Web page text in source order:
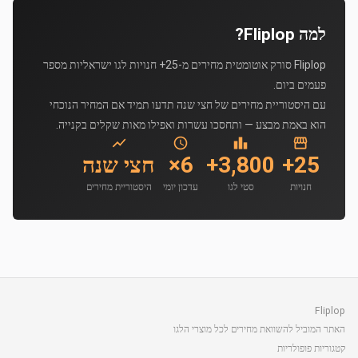
למה Fliplop?
Fliplop סורק אוטומטית מחירים מ-25+ חנויות לגו ישראליות מספר
פעמים ביום.
עם היסטוריית מחירים של חצי שנה תדעו תמיד אם המחיר הנוכחי
הוא באמת מבצע — ותחסכו עשרות ואפילו מאות שקלים בקנייה.
25+
חנויות
3,800+
סטי לגו
6×
עדכון יומי
חצי שנה
היסטוריית מחירים
Fliplop
האתר המוביל להשוואת מחירים לכל מוצרי הלגו
קטגוריות פופולריות